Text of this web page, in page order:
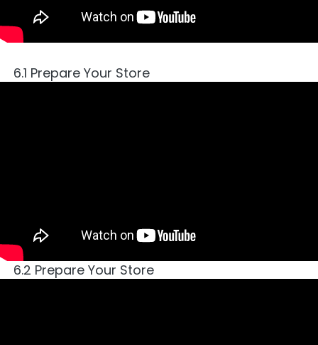
6.1 Prepare Your Store
6.2 Prepare Your Store